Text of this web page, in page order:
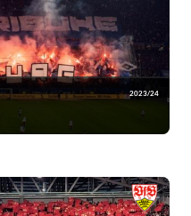
2023/24